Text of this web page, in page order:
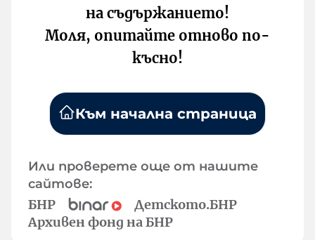
на съдържанието!
Моля, опитайте отново по-
късно!
Към начална страница
Или проверете още от нашите
сайтове:
БНР
Детското.БНР
Архивен фонд на БНР